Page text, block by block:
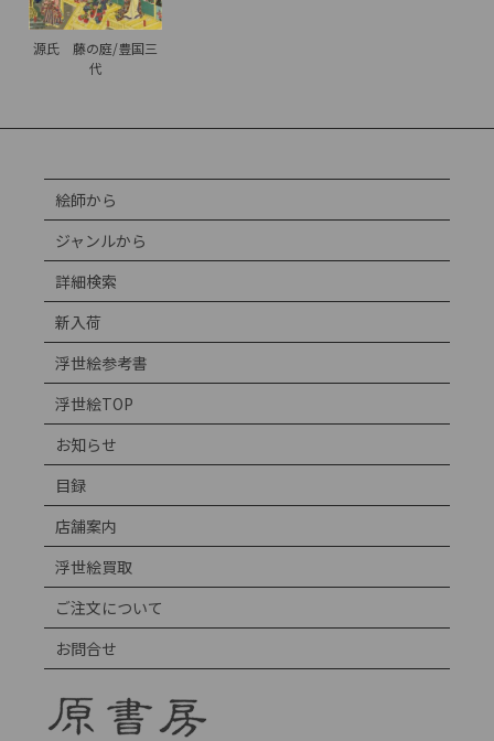
源氏 藤の庭/豊国三
代
絵師から
ジャンルから
詳細検索
新入荷
浮世絵参考書
浮世絵TOP
お知らせ
目録
店舗案内
浮世絵買取
ご注文について
お問合せ